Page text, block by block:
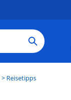
> Reisetipps